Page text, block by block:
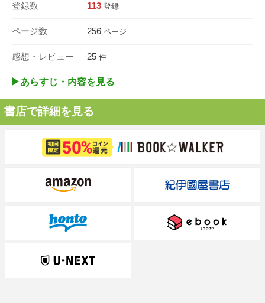
登録数 113 登録
ページ数 256 ページ
感想・レビュー 25 件
▶︎あらすじ・内容を見る
書店で詳細を見る